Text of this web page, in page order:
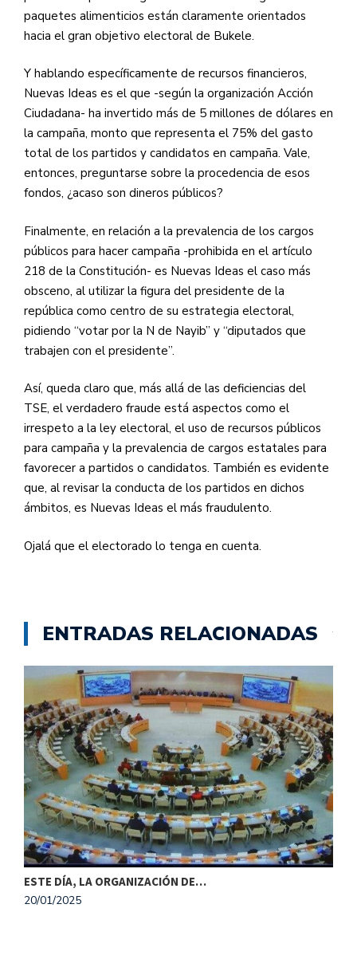
paquetes alimenticios están claramente orientados
hacia el gran objetivo electoral de Bukele.
Y hablando específicamente de recursos financieros,
Nuevas Ideas es el que -según la organización Acción
Ciudadana- ha invertido más de 5 millones de dólares en
la campaña, monto que representa el 75% del gasto
total de los partidos y candidatos en campaña. Vale,
entonces, preguntarse sobre la procedencia de esos
fondos, ¿acaso son dineros públicos?
Finalmente, en relación a la prevalencia de los cargos
públicos para hacer campaña -prohibida en el artículo
218 de la Constitución- es Nuevas Ideas el caso más
obsceno, al utilizar la figura del presidente de la
república como centro de su estrategia electoral,
pidiendo “votar por la N de Nayib” y “diputados que
trabajen con el presidente”.
Así, queda claro que, más allá de las deficiencias del
TSE, el verdadero fraude está aspectos como el
irrespeto a la ley electoral, el uso de recursos públicos
para campaña y la prevalencia de cargos estatales para
favorecer a partidos o candidatos. También es evidente
que, al revisar la conducta de los partidos en dichos
ámbitos, es Nuevas Ideas el más fraudulento.
Ojalá que el electorado lo tenga en cuenta.
ENTRADAS RELACIONADAS
ESTE DÍA, LA ORGANIZACIÓN DE…
20/01/2025